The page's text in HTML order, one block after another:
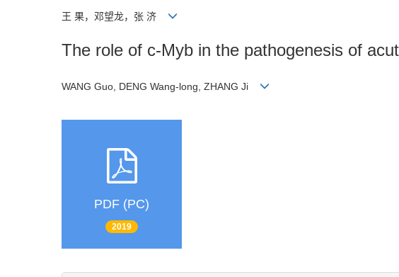
王 果，邓望龙，张 济
The role of c-Myb in the pathogenesis of
WANG Guo, DENG Wang-long, ZHANG Ji
PDF (PC)
2019